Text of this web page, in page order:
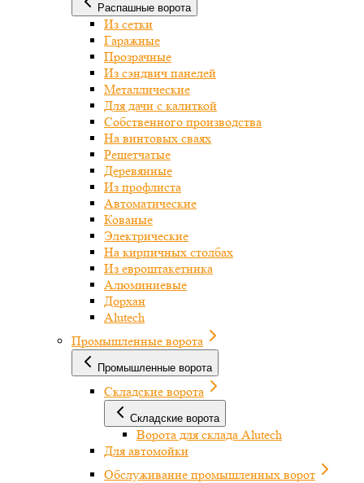
Распашные ворота
Из сетки
Гаражные
Прозрачные
Из сэндвич панелей
Металлические
Для дачи с калиткой
Собственного производства
На винтовых сваях
Решетчатые
Деревянные
Из профлиста
Автоматические
Кованые
Электрические
На кирпичных столбах
Из евроштакетника
Алюминиевые
Дорхан
Alutech
Промышленные ворота
Промышленные ворота
Складские ворота
Складские ворота
Ворота для склада Alutech
Для автомойки
Обслуживание промышленных ворот